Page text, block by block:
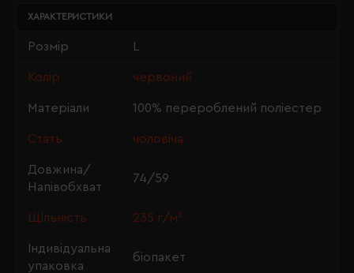
ХАРАКТЕРИСТИКИ
Розмір
Колір червоний
Матеріали 100% перероблений поліестер
Стать чоловіча
Довжина/
Напівобхват
74/59
Щільність 235 г/м²
Індивідуальна
упаковка
біопакет